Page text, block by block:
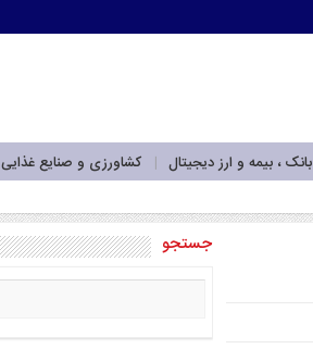
بانک ، بیمه و ارز دیجیتال کشاورزی و صنایع غذایی
جستجو